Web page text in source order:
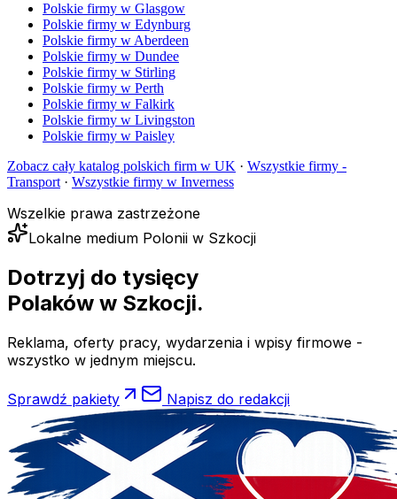
Polskie firmy w Glasgow
Polskie firmy w Edynburg
Polskie firmy w Aberdeen
Polskie firmy w Dundee
Polskie firmy w Stirling
Polskie firmy w Perth
Polskie firmy w Falkirk
Polskie firmy w Livingston
Polskie firmy w Paisley
Zobacz cały katalog polskich firm w UK · Wszystkie firmy -
Transport · Wszystkie firmy w Inverness
Wszelkie prawa zastrzeżone
Lokalne medium Polonii w Szkocji
Dotrzyj do tysięcy
Polaków w Szkocji.
Reklama, oferty pracy, wydarzenia i wpisy firmowe -
wszystko w jednym miejscu.
Sprawdź pakiety Napisz do redakcji